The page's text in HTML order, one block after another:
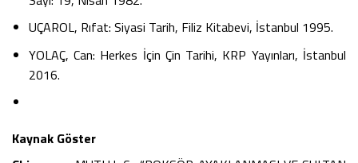
UÇAROL, Rıfat: Siyasi Tarih, Filiz Kitabevi, İstanbul 1995.
YOLAÇ, Can: Herkes İçin Çin Tarihi, KRP Yayınları, İstanbul
2016.
Kaynak Göster